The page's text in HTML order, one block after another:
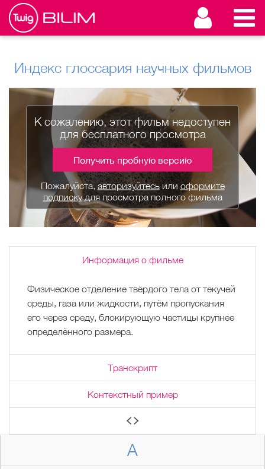
Индекс глоссария научных фильмов
А
К сожалению, этот фильм недоступен
для бесплатного просмотра
Получить пробную версию
Пожалуйста,авторизуйтесьили оформите
подпискудля просмотра полного фильма
Информация о фильме
Физическое отделение твёрдого тела от текучей
среды, газа или жидкости, путём пропускания
его через среду, блокирующую частицы крупнее
определённого размера.
Транскрипт
Контекстный пример